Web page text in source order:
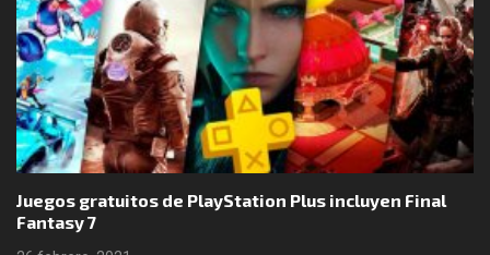
Juegos gratuitos de PlayStation Plus incluyen Final
Fantasy 7